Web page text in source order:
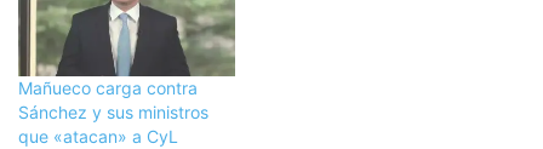
Mañueco carga contra
Sánchez y sus ministros
que «atacan» a CyL